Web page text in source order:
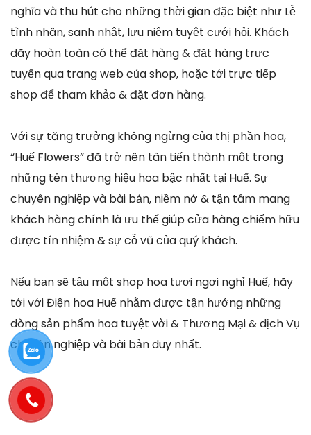
nghĩa và thu hút cho những thời gian đặc biệt như Lễ
tình nhân, sanh nhật, lưu niệm tuyệt cưới hỏi. Khách
dãy hoàn toàn có thể đặt hàng & đặt hàng trực
tuyến qua trang web của shop, hoặc tới trực tiếp
shop để tham khảo & đặt đơn hàng.
Với sự tăng trưởng không ngừng của thị phần hoa,
“Huế Flowers” đã trở nên tân tiến thành một trong
những tên thương hiệu hoa bậc nhất tại Huế. Sự
chuyên nghiệp và bài bản, niềm nở & tận tâm mang
khách hàng chính là ưu thế giúp cửa hàng chiếm hữu
được tín nhiệm & sự cỗ vũ của quý khách.
Nếu bạn sẽ tậu một shop hoa tươi ngơi nghỉ Huế, hãy
tới với Điện hoa Huế nhằm được tận hưởng những
dòng sản phẩm hoa tuyệt vời & Thương Mại & dịch Vụ
chuyên nghiệp và bài bản duy nhất.